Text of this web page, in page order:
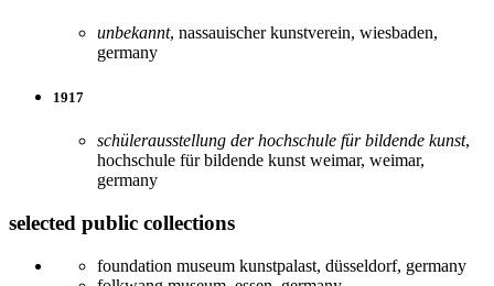
unbekannt, nassauischer kunstverein, wiesbaden,
germany
1917
schülerausstellung der hochschule für bildende kunst,
hochschule für bildende kunst weimar, weimar,
germany
selected public collections
foundation museum kunstpalast, düsseldorf, germany